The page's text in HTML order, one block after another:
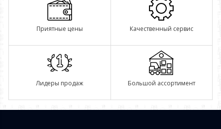
Приятные цены Качественный сервис
Лидеры продаж Большой ассортимент